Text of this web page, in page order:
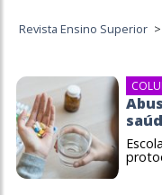
Revista Ensino Superior >